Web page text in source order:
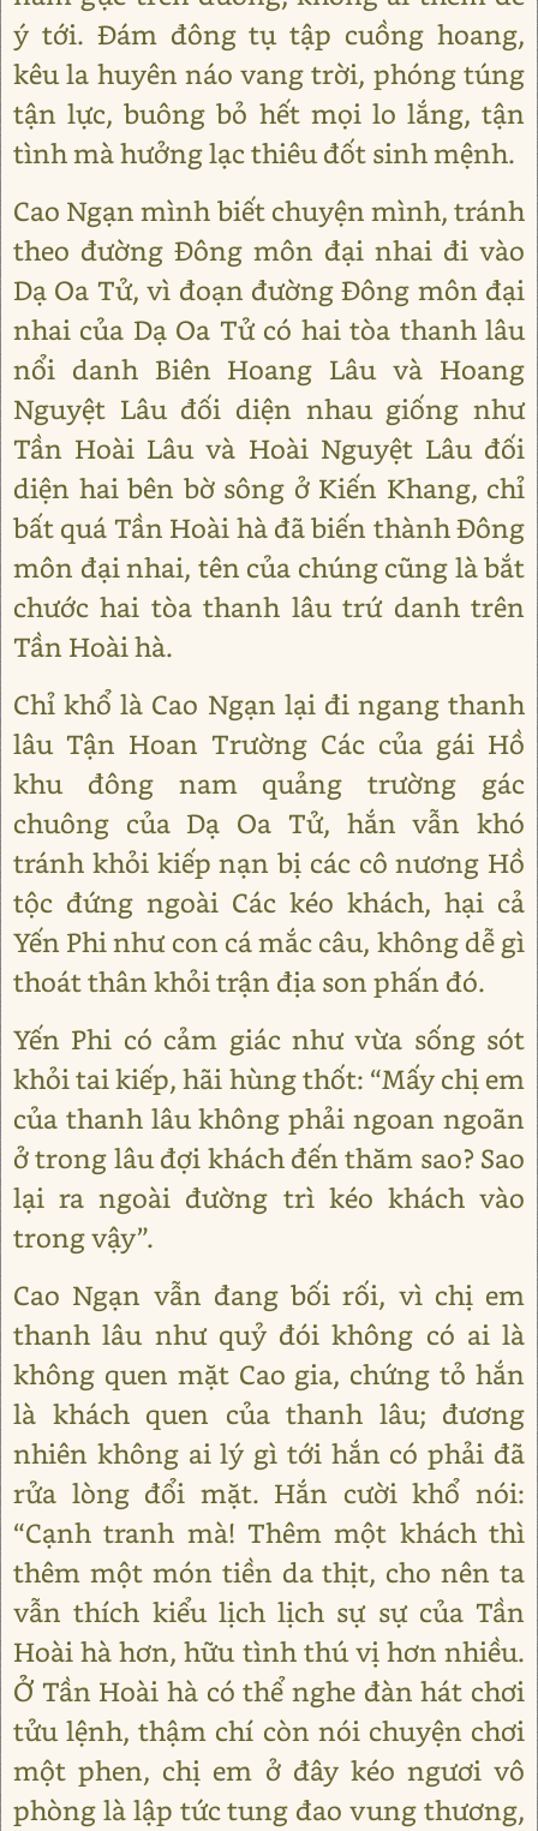
ý tới. Đám đông tụ tập cuồng hoang,
kêu la huyên náo vang trời, phóng túng
tận lực, buông bỏ hết mọi lo lắng, tận
tình mà hưởng lạc thiêu đốt sinh mệnh.
Cao Ngạn mình biết chuyện mình, tránh
theo đường Đông môn đại nhai đi vào
Dạ Oa Tử, vì đoạn đường Đông môn đại
nhai của Dạ Oa Tử có hai tòa thanh lâu
nổi danh Biên Hoang Lâu và Hoang
Nguyệt Lâu đối diện nhau giống như
Tần Hoài Lâu và Hoài Nguyệt Lâu đối
diện hai bên bờ sông ở Kiến Khang, chỉ
bất quá Tần Hoài hà đã biến thành Đông
môn đại nhai, tên của chúng cũng là bắt
chước hai tòa thanh lâu trứ danh trên
Tần Hoài hà.
Chỉ khổ là Cao Ngạn lại đi ngang thanh
lâu Tận Hoan Trường Các của gái Hồ
khu đông nam quảng trường gác
chuông của Dạ Oa Tử, hắn vẫn khó
tránh khỏi kiếp nạn bị các cô nương Hồ
tộc đứng ngoài Các kéo khách, hại cả
Yến Phi như con cá mắc câu, không dễ gì
thoát thân khỏi trận địa son phấn đó.
Yến Phi có cảm giác như vừa sống sót
khỏi tai kiếp, hãi hùng thốt: “Mấy chị em
của thanh lâu không phải ngoan ngoãn
ở trong lâu đợi khách đến thăm sao? Sao
lại ra ngoài đường trì kéo khách vào
trong vậy”.
Cao Ngạn vẫn đang bối rối, vì chị em
thanh lâu như quỷ đói không có ai là
không quen mặt Cao gia, chứng tỏ hắn
là khách quen của thanh lâu; đương
nhiên không ai lý gì tới hắn có phải đã
rửa lòng đổi mặt. Hắn cười khổ nói:
“Cạnh tranh mà! Thêm một khách thì
thêm một món tiền da thịt, cho nên ta
vẫn thích kiểu lịch lịch sự sự của Tần
Hoài hà hơn, hữu tình thú vị hơn nhiều.
Ở Tần Hoài hà có thể nghe đàn hát chơi
tửu lệnh, thậm chí còn nói chuyện chơi
một phen, chị em ở đây kéo ngươi vô
phòng là lập tức tung đao vung thương,